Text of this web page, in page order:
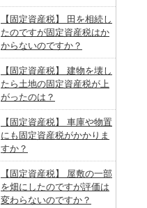
【固定資産税】 田を相続し
たのですが固定資産税はか
からないのですか？
【固定資産税】 建物を壊し
たら土地の固定資産税が上
がったのは？
【固定資産税】 車庫や物置
にも固定資産税がかかりま
すか？
【固定資産税】 屋敷の一部
を畑にしたのですが評価は
変わらないのですか？